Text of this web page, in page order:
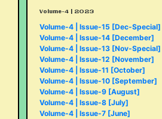
Volume-4 | 2023
Volume-4 | Issue-15 [Dec-Special]
Volume-4 | Issue-14 [December]
Volume-4 | Issue-13 [Nov-Special]
Volume-4 | Issue-12 [November]
Volume-4 | Issue-11 [October]
Volume-4 | Issue-10 [September]
Volume-4 | Issue-9 [August]
Volume-4 | Issue-8 [July]
Volume-4 | Issue-7 [June]